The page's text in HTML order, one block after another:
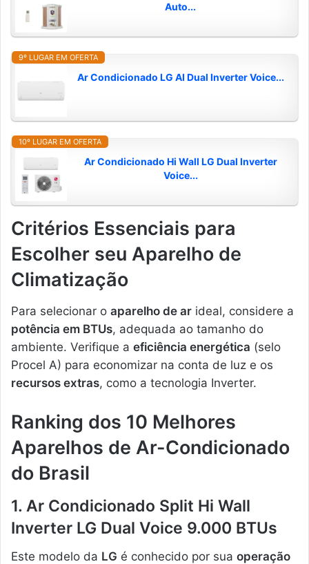
Auto...
9º LUGAR EM OFERTA
Ar Condicionado LG AI Dual Inverter Voice...
10º LUGAR EM OFERTA
Ar Condicionado Hi Wall LG Dual Inverter
Voice...
Critérios Essenciais para
Escolher seu Aparelho de
Climatização
Para selecionar o aparelho de ar ideal, considere a
potência em BTUs, adequada ao tamanho do
ambiente. Verifique a eficiência energética (selo
Procel A) para economizar na conta de luz e os
recursos extras, como a tecnologia Inverter.
Ranking dos 10 Melhores
Aparelhos de Ar-Condicionado
do Brasil
1. Ar Condicionado Split Hi Wall
Inverter LG Dual Voice 9.000 BTUs
Este modelo da LG é conhecido por sua operação